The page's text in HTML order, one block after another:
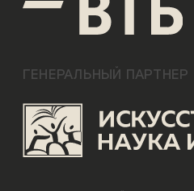
ГЕНЕРАЛЬНЫЙ ПАРТНЕР